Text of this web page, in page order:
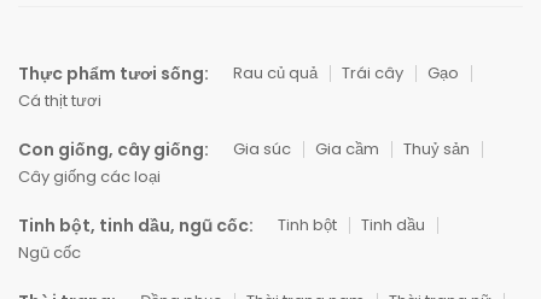
Thực phẩm tươi sống: Rau củ quả Trái cây
Gạo
Cá thịt tươi
Con giống, cây giống: Gia súc Gia cầm
Thuỷ sản
Cây giống các loại
Tinh bột, tinh dầu, ngũ cốc: Tinh bột
Tinh dầu
Ngũ cốc